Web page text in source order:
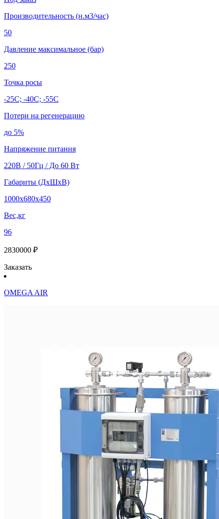
Производительность (н.м3/час)
50
Давление максимальное (бар)
250
Точка росы
-25C; -40C; -55C
Потери на регенерацию
до 5%
Напряжение питания
220В / 50Гц / До 60 Вт
Габариты (ДхШхВ)
1000х680х450
Вес,кг
96
2830000 ₽
Заказать
OMEGA AIR